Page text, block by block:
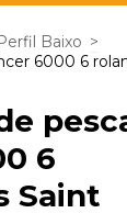
Baixo >
6000 6
6
Saint